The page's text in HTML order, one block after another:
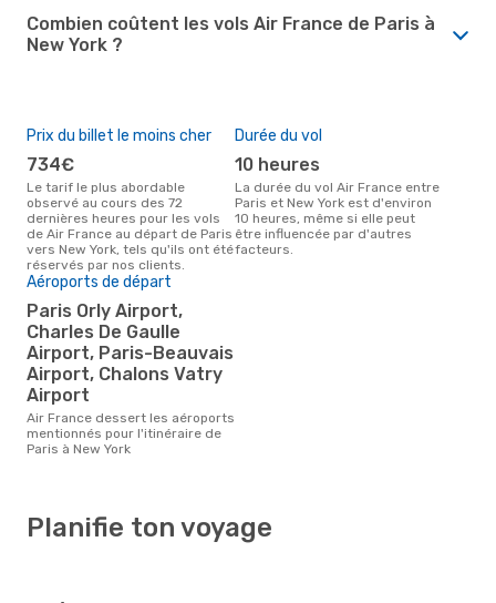
Combien coûtent les vols Air France de Paris à
New York ?
Prix du billet le moins cher
734€
Le tarif le plus abordable
observé au cours des 72
dernières heures pour les vols
de Air France au départ de Paris
vers New York, tels qu'ils ont été
réservés par nos clients.
Durée du vol
10 heures
La durée du vol Air France entre
Paris et New York est d'environ
10 heures, même si elle peut
être influencée par d'autres
facteurs.
Aéroports de départ
Paris Orly Airport,
Charles De Gaulle
Airport, Paris-Beauvais
Airport, Chalons Vatry
Airport
Air France dessert les aéroports
mentionnés pour l'itinéraire de
Paris à New York
Planifie ton voyage